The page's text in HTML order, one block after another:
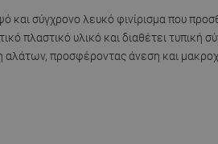
σύγχρονο λευκό φινίρισμα που
πλαστικό υλικό και διαθέτει
προσφέροντας άνεση και